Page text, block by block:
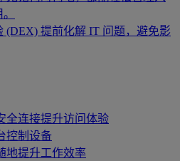
(DEX) 提前化解 IT 问题，避免影
全连接提升访问体验
控制设备
地提升工作效率